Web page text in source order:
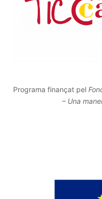
Programa finançat pel
– Una